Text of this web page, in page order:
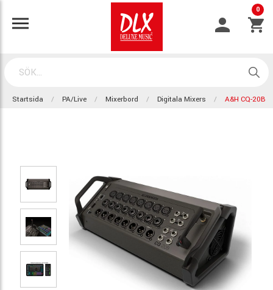
0
Startsida PA/Live Mixerbord Digitala Mixers A&H CQ-20B